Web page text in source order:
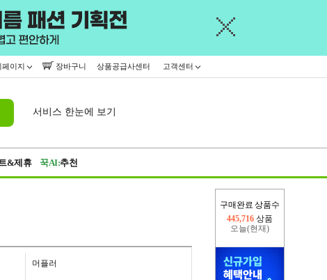
페이지 장바구니 상품공급사센터 고객센터
서비스 한눈에 보기
&제휴 꾹AI:추천
구매완료 상품수
오늘(현재)
115상품
머플러